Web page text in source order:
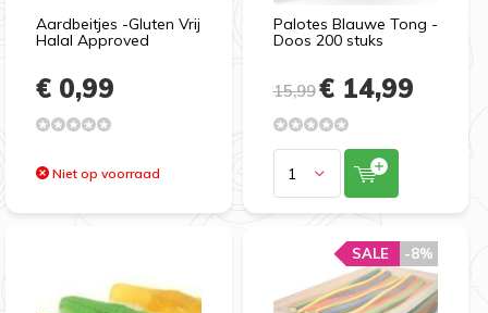
Aardbeitjes -Gluten Vrij
Halal Approved
€ 0,99
Niet op voorraad
Palotes Blauwe Tong -
Doos 200 stuks
15,99€ 14,99
-8%
SALE -8%
SALE